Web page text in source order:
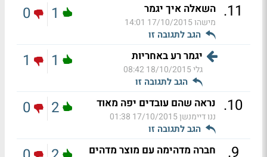
11
. השאלה איך יגמר
מישהו17/10/2015 14:01
הגב לתגובה זו
1
0
יגמר רע באחריות
גלי18/10/2015 08:42
הגב לתגובה זו
1
1
10
. נראה שהם עובדים יפה מאוד
ננו דיימנשן17/10/2015 01:38
הגב לתגובה זו
2
0
9
. חברה מדהימה עם מוצר מדהים